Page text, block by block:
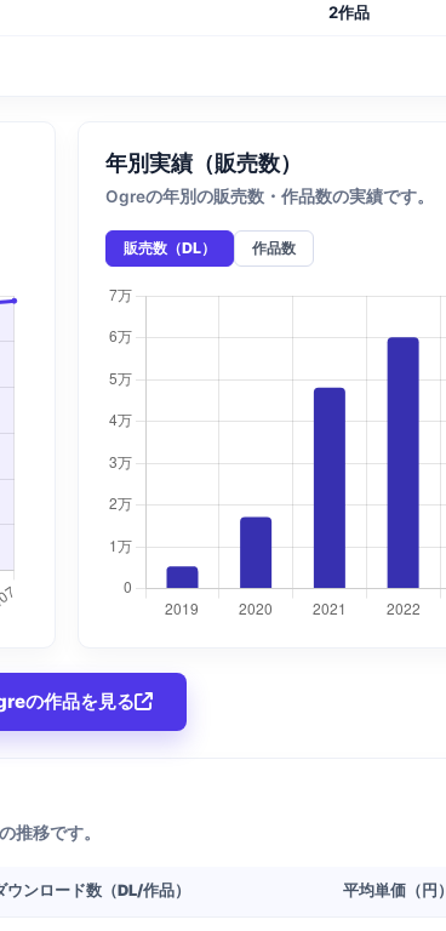
2作品
年別実績（販売数）
Ogreの年別の販売数・作品数の実績です。
販売数（DL） 作品数
の作品を見る
推移です。
ウンロード数（DL/作品） 平均単価（円）